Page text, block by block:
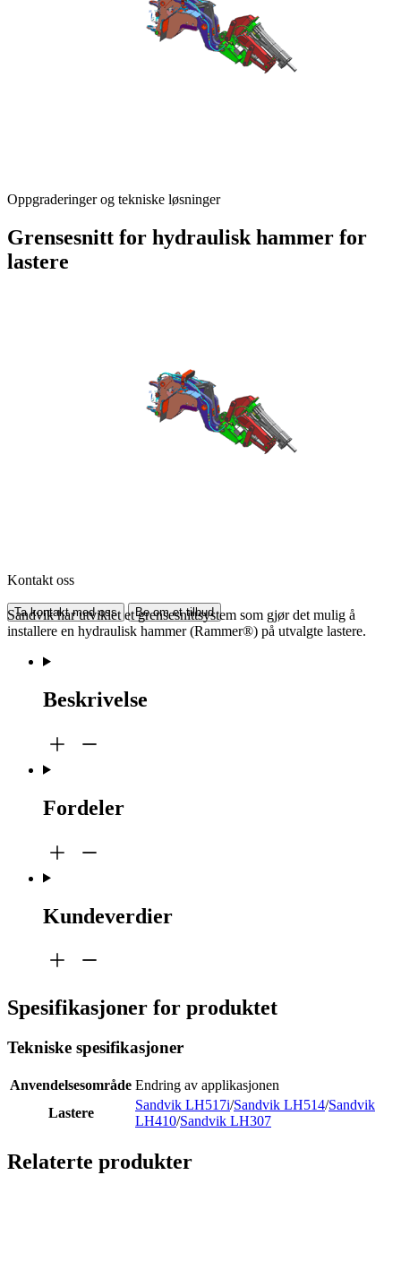
Oppgraderinger og tekniske løsninger
Grensesnitt for hydraulisk hammer for
lastere
Kontakt oss
Ta kontakt med oss Be om et tilbud
Sandvik har utviklet et grensesnittsystem som gjør det mulig å
installere en hydraulisk hammer (Rammer®) på utvalgte lastere.
Beskrivelse
Fordeler
Kundeverdier
Spesifikasjoner for produktet
Tekniske spesifikasjoner
Anvendelsesområde Endring av applikasjonen
Lastere
Sandvik LH517i/Sandvik LH514/Sandvik
LH410/Sandvik LH307
Relaterte produkter